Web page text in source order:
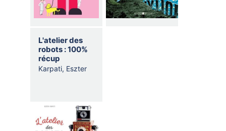
L'atelier des
robots : 100%
récup
Karpati, Eszter